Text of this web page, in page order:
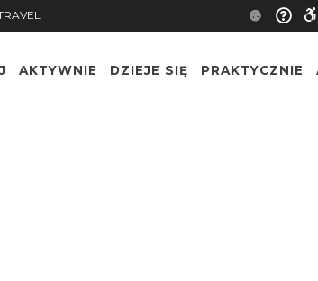
AKTYWNIE DZIEJE SIĘ PRAKTYCZNIE